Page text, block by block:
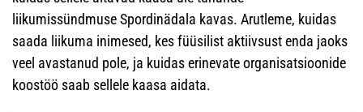
liikumissündmuse Spordinädala kavas. Arutleme, kuidas
saada liikuma inimesed, kes füüsilist aktiivsust enda jaoks
veel avastanud pole, ja kuidas erinevate organisatsioonide
koostöö saab sellele kaasa aidata.